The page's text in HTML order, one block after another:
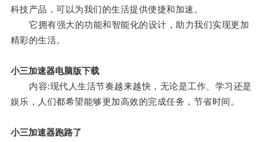
科技产品，可以为我们的生活提供便捷和加速。
它拥有强大的功能和智能化的设计，助力我们实现更加
精彩的生活。
小三加速器电脑版下载
内容:现代人生活节奏越来越快，无论是工作、学习还是
娱乐，人们都希望能够更加高效的完成任务，节省时间。
小三加速器跑路了